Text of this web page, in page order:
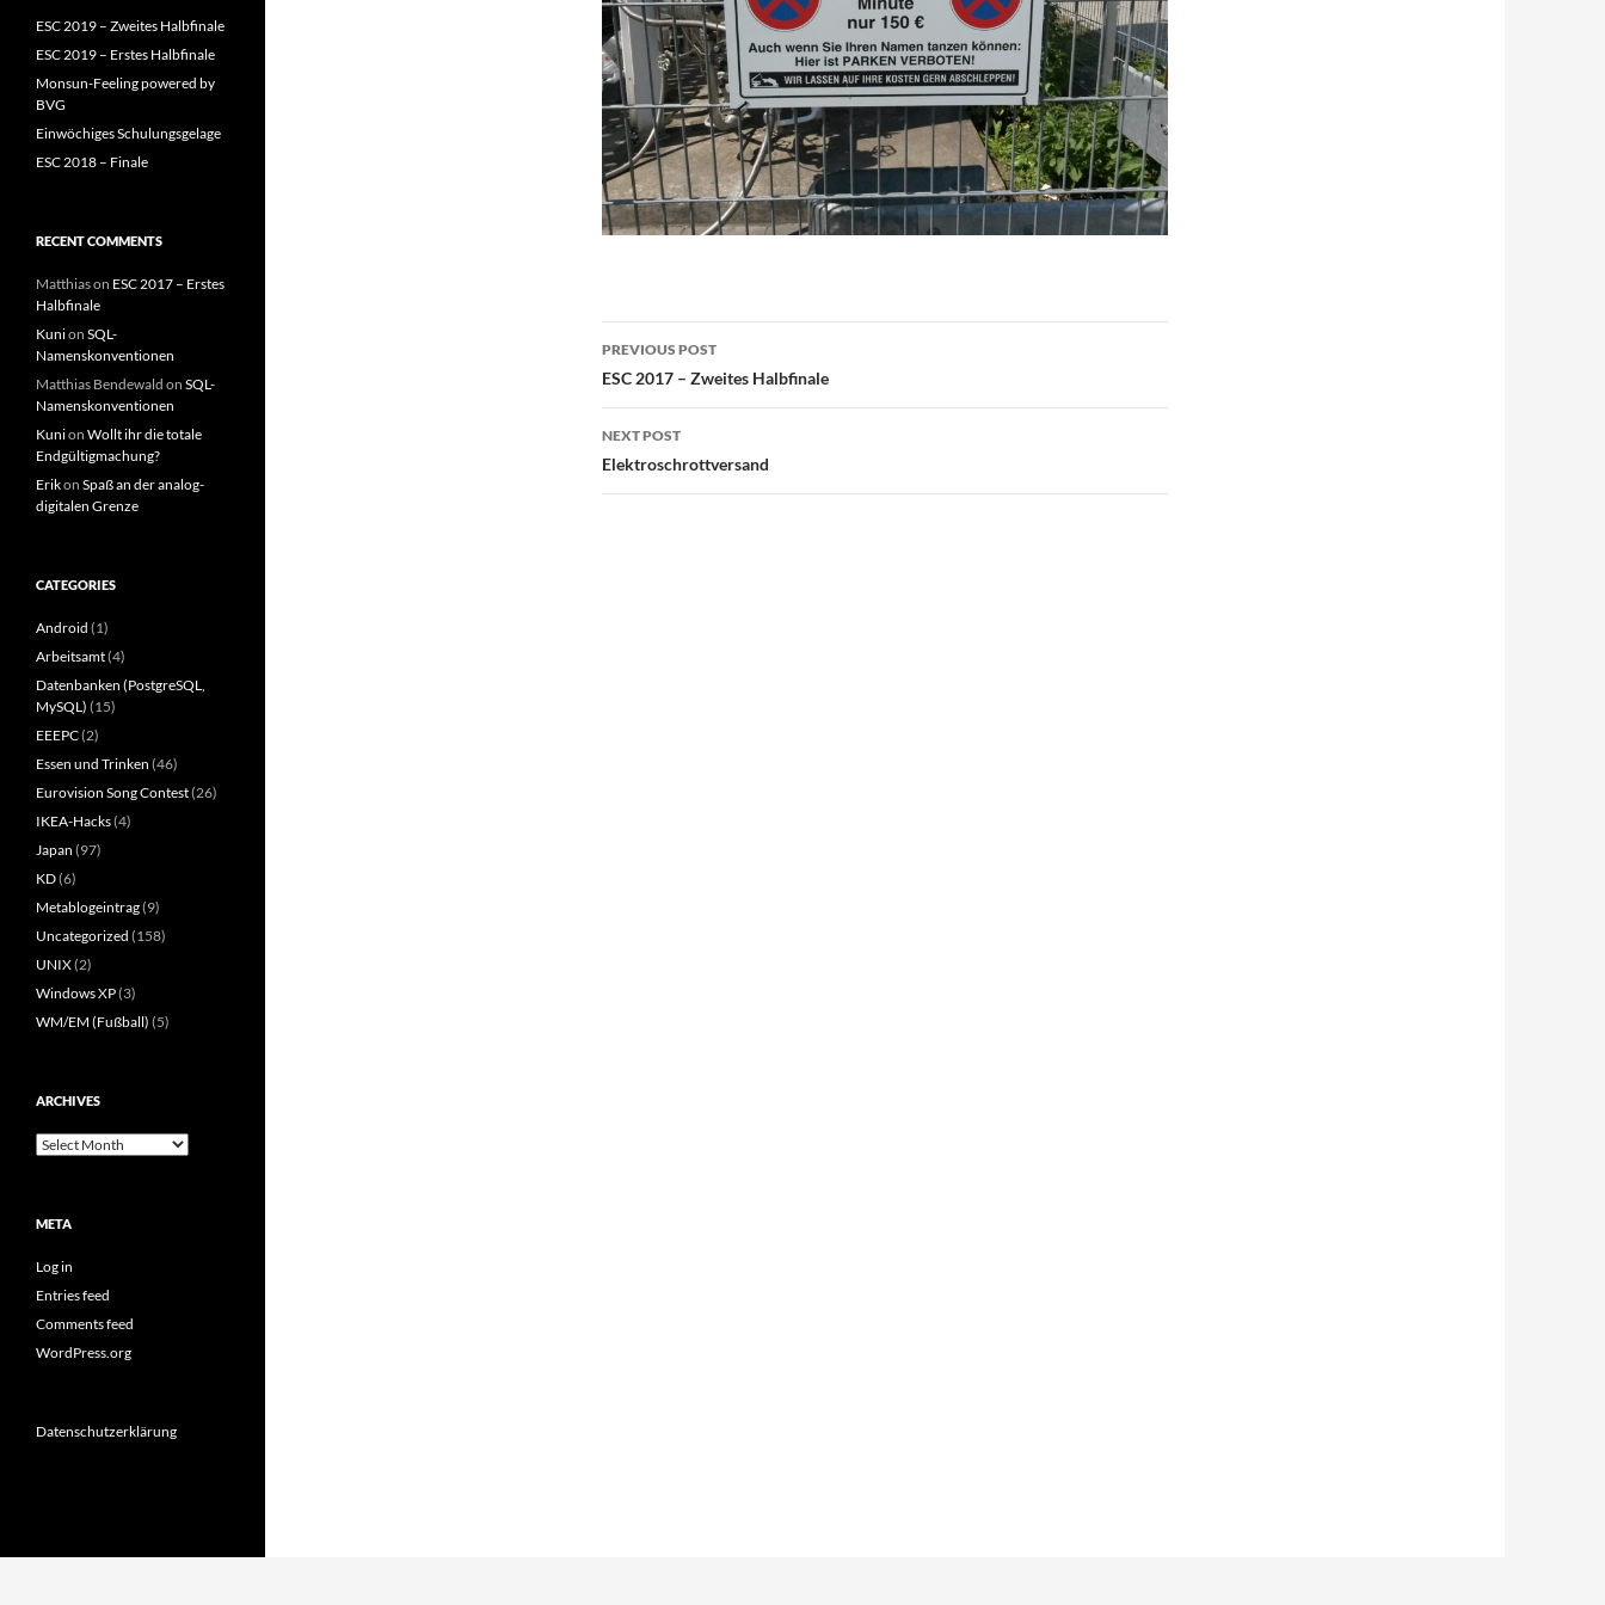
Post
navigation
PREVIOUS POST
ESC 2017 – Zweites Halbfinale
NEXT POST
Elektroschrottversand
ESC 2019 – Zweites Halbfinale
ESC 2019 – Erstes Halbfinale
Monsun-Feeling powered by
BVG
Einwöchiges Schulungsgelage
ESC 2018 – Finale
RECENT COMMENTS
Matthiason ESC 2017 – Erstes
Halbfinale
Kunion SQL-
Namenskonventionen
Matthias Bendewald on SQL-
Namenskonventionen
Kunion Wollt ihr die totale
Endgültigmachung?
Erikon Spaß an der analog-
digitalen Grenze
CATEGORIES
Android (1)
Arbeitsamt(4)
Datenbanken (PostgreSQL,
MySQL) (15)
EEEPC(2)
Essen und Trinken (46)
Eurovision Song Contest(26)
IKEA-Hacks(4)
Japan (97)
KD(6)
Metablogeintrag(9)
Uncategorized (158)
UNIX(2)
Windows XP(3)
WM/EM (Fußball) (5)
ARCHIVES
Archives
META
Log in
Entries feed
Comments feed
WordPress.org
Datenschutzerklärung